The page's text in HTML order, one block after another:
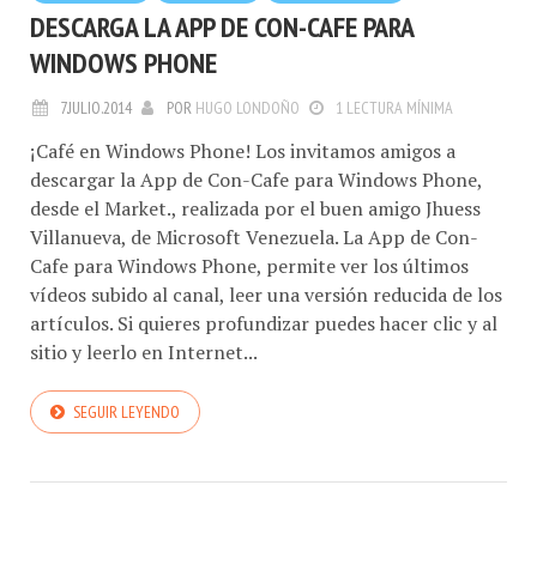
DESCARGA LA APP DE CON-CAFE PARA
WINDOWS PHONE
7.JULIO.2014 POR HUGO LONDOÑO 1 LECTURA MÍNIMA
¡Café en Windows Phone! Los invitamos amigos a
descargar la App de Con-Cafe para Windows Phone,
desde el Market., realizada por el buen amigo Jhuess
Villanueva, de Microsoft Venezuela. La App de Con-
Cafe para Windows Phone, permite ver los últimos
vídeos subido al canal, leer una versión reducida de los
artículos. Si quieres profundizar puedes hacer clic y al
sitio y leerlo en Internet...
SEGUIR LEYENDO